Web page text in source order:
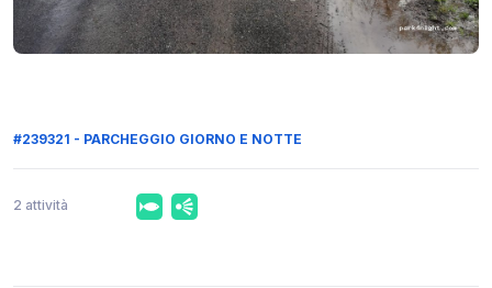
#239321 - PARCHEGGIO GIORNO E NOTTE
2 attività